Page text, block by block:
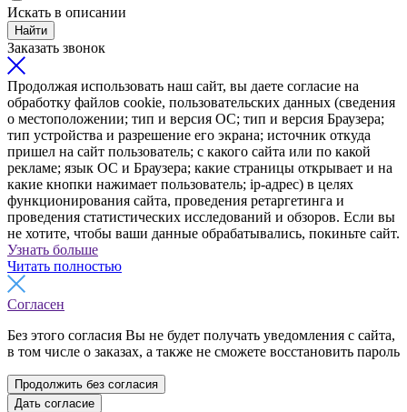
Искать в описании
Найти
Заказать звонок
Продолжая использовать наш сайт, вы даете согласие на
обработку файлов cookie, пользовательских данных (сведения
о местоположении; тип и версия ОС; тип и версия Браузера;
тип устройства и разрешение его экрана; источник откуда
пришел на сайт пользователь; с какого сайта или по какой
рекламе; язык ОС и Браузера; какие страницы открывает и на
какие кнопки нажимает пользователь; ip-адрес) в целях
функционирования сайта, проведения ретаргетинга и
проведения статистических исследований и обзоров. Если вы
не хотите, чтобы ваши данные обрабатывались, покиньте сайт.
Узнать больше
Читать полностью
Согласен
Без этого согласия Вы не будет получать уведомления с сайта,
в том числе о заказах, а также не сможете восстановить пароль
Продолжить без согласия
Дать согласие